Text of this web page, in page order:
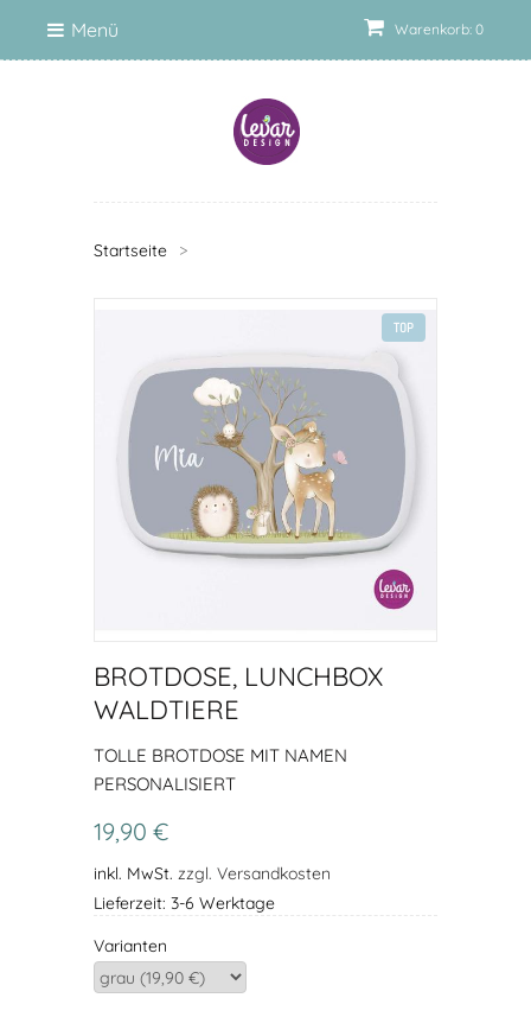
Warenkorb: 0
Menü
Startseite >
TOP
BROTDOSE, LUNCHBOX
WALDTIERE
TOLLE BROTDOSE MIT NAMEN
PERSONALISIERT
19,90 €
inkl. MwSt. zzgl. Versandkosten
Lieferzeit: 3-6 Werktage
Varianten